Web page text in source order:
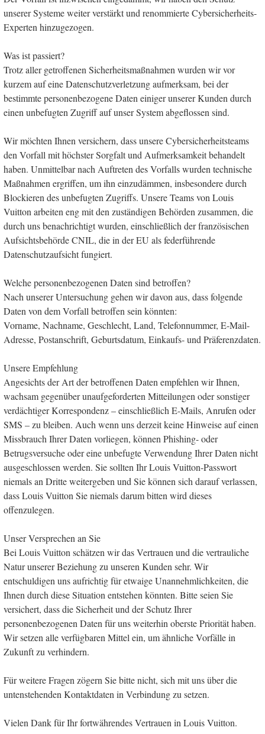
unserer Systeme weiter verstärkt und renommierte Cybersicherheits-
Experten hinzugezogen.
Was ist passiert?
Trotz aller getroffenen Sicherheitsmaßnahmen wurden wir vor
kurzem auf eine Datenschutzverletzung aufmerksam, bei der
bestimmte personenbezogene Daten einiger unserer Kunden durch
einen unbefugten Zugriff auf unser System abgeflossen sind.
Wir möchten Ihnen versichern, dass unsere Cybersicherheitsteams
den Vorfall mit höchster Sorgfalt und Aufmerksamkeit behandelt
haben. Unmittelbar nach Auftreten des Vorfalls wurden technische
Maßnahmen ergriffen, um ihn einzudämmen, insbesondere durch
Blockieren des unbefugten Zugriffs. Unsere Teams von Louis
Vuitton arbeiten eng mit den zuständigen Behörden zusammen, die
durch uns benachrichtigt wurden, einschließlich der französischen
Aufsichtsbehörde CNIL, die in der EU als federführende
Datenschutzaufsicht fungiert.
Welche personenbezogenen Daten sind betroffen?
Nach unserer Untersuchung gehen wir davon aus, dass folgende
Daten von dem Vorfall betroffen sein könnten:
Vorname, Nachname, Geschlecht, Land, Telefonnummer, E-Mail-
Adresse, Postanschrift, Geburtsdatum, Einkaufs- und Präferenzdaten.
Unsere Empfehlung
Angesichts der Art der betroffenen Daten empfehlen wir Ihnen,
wachsam gegenüber unaufgeforderten Mitteilungen oder sonstiger
verdächtiger Korrespondenz – einschließlich E-Mails, Anrufen oder
SMS – zu bleiben. Auch wenn uns derzeit keine Hinweise auf einen
Missbrauch Ihrer Daten vorliegen, können Phishing- oder
Betrugsversuche oder eine unbefugte Verwendung Ihrer Daten nicht
ausgeschlossen werden. Sie sollten Ihr Louis Vuitton-Passwort
niemals an Dritte weitergeben und Sie können sich darauf verlassen,
dass Louis Vuitton Sie niemals darum bitten wird dieses
offenzulegen.
Unser Versprechen an Sie
Bei Louis Vuitton schätzen wir das Vertrauen und die vertrauliche
Natur unserer Beziehung zu unseren Kunden sehr. Wir
entschuldigen uns aufrichtig für etwaige Unannehmlichkeiten, die
Ihnen durch diese Situation entstehen könnten. Bitte seien Sie
versichert, dass die Sicherheit und der Schutz Ihrer
personenbezogenen Daten für uns weiterhin oberste Priorität haben.
Wir setzen alle verfügbaren Mittel ein, um ähnliche Vorfälle in
Zukunft zu verhindern.
Für weitere Fragen zögern Sie bitte nicht, sich mit uns über die
untenstehenden Kontaktdaten in Verbindung zu setzen.
Vielen Dank für Ihr fortwährendes Vertrauen in Louis Vuitton.